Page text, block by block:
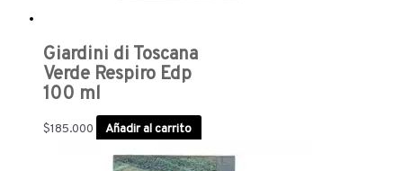
Giardini di Toscana
Verde Respiro Edp
100 ml
$185.000 Añadir al carrito